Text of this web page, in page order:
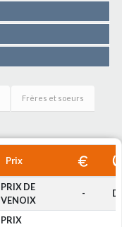
Frères et soeurs
Prix
PRIX DE
VENOIX
-
PRIX